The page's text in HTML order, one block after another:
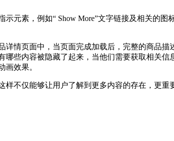
元素，例如“ Show More”文字链接及相关的图
情页面中，当页面完成加载后，完整的商品
些内容被隐藏了起来，当他们需要获取相关信
画效果。
不仅能够让用户了解到更多内容的存在，更重